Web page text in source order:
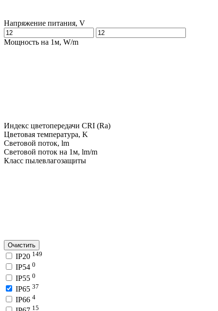
Напряжение питания, V
Мощность на 1м, W/m
Индекс цветопередачи CRI (Ra)
Цветовая температура, K
Световой поток, lm
Световой поток на 1м, lm/m
Класс пылевлагозащиты
Очистить
IP20 149
IP54 0
IP55 0
IP65 37
IP66 4
15